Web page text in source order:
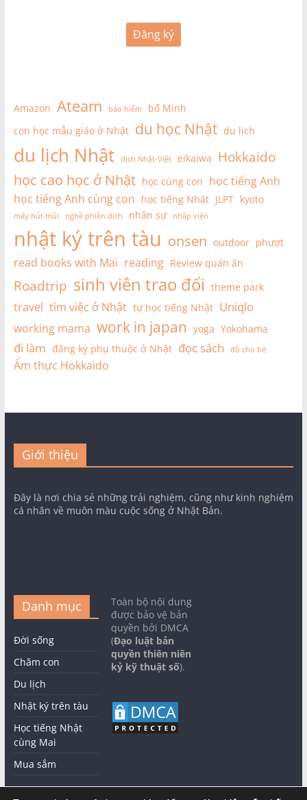
Đăng ký
Amazon Ateam bảo hiểm
bố Minh
con học mẫu giáo ở Nhật du học Nhật du lịch
du lịch Nhật dịch Nhật-Việt eikaiwa Hokkaido
học cao học ở Nhật học cùng con học tiếng Anh
học tiếng Anh cùng con học tiếng Nhật JLPT kyoto
máy hút mũi nghề phiên dịch nhân sự nhập viện
nhật ký trên tàu onsen outdoor phượt
read books with Mai reading Review quán ăn
Roadtrip sinh viên trao đổi theme park
travel tìm việc ở Nhật tự học tiếng Nhật Uniqlo
working mama work in japan yoga Yokohama
đi làm đăng ký phụ thuộc ở Nhật đọc sách đồ cho bé
Ẩm thực Hokkaido
Giới thiệu
Đây là nơi chia sẻ những trải nghiệm, cũng như kinh nghiệm
cá nhân về muôn màu cuộc sống ở Nhật Bản.
Danh mục
Đời sống
Chăm con
Du lịch
Nhật ký trên tàu
Học tiếng Nhật
cùng Mai
Mua sắm
Toàn bộ nội dung
được bảo vệ bản
quyền bởi DMCA
(Đạo luật bản
quyền thiên niên
kỷ kỹ thuật số).